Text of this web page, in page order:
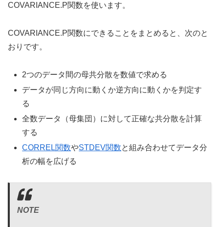
COVARIANCE.P関数を使います。
COVARIANCE.P関数にできることをまとめると、次のと
おりです。
2つのデータ間の母共分散を数値で求める
データが同じ方向に動くか逆方向に動くかを判定す
る
全数データ（母集団）に対して正確な共分散を計算
する
CORREL関数やSTDEV関数と組み合わせてデータ分
析の幅を広げる
NOTE